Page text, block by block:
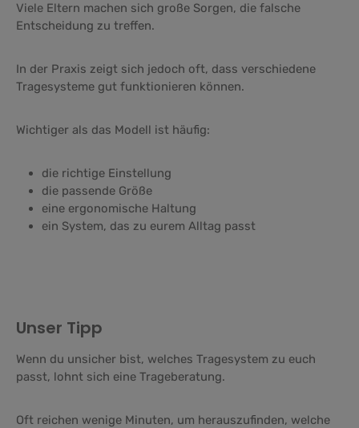
Viele Eltern machen sich große Sorgen, die falsche
Entscheidung zu treffen.
In der Praxis zeigt sich jedoch oft, dass verschiedene
Tragesysteme gut funktionieren können.
Wichtiger als das Modell ist häufig:
die richtige Einstellung
die passende Größe
eine ergonomische Haltung
ein System, das zu eurem Alltag passt
Unser Tipp
Wenn du unsicher bist, welches Tragesystem zu euch
passt, lohnt sich eine Trageberatung.
Oft reichen wenige Minuten, um herauszufinden, welche